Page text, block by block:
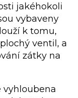
jakéhokoli
vybaveny
k tomu,
ventil, a
zátky na
vyhloubena